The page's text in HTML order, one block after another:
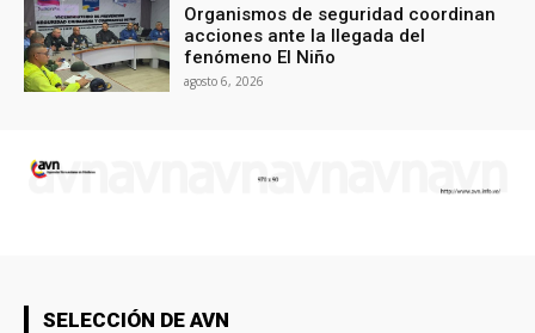
Organismos de seguridad coordinan
acciones ante la llegada del
fenómeno El Niño
agosto 6, 2026
SELECCIÓN DE AVN